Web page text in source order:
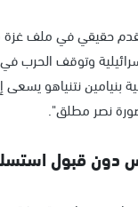
حقيقي في ملف غزة
وتوقف الحرب
بنيامين نتنياهو
نصر مطلق".
دون قبول